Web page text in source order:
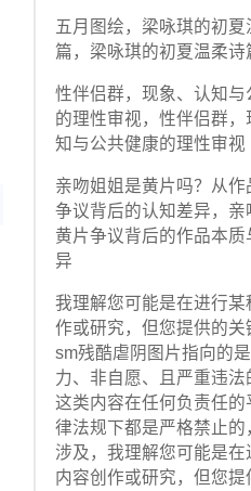
五月图绘，梁咏琪的初夏
篇，梁咏琪的初夏温柔诗
性伴侣群，现象、认知与
的理性审视，性伴侣群，
知与公共健康的理性审视
亲吻姐姐是黄片吗？从作
争议背后的认知差异，亲
黄片争议背后的作品本质
异
我理解您可能是在进行某
作或研究，但您提供的关
sm残酷虐阴图片指向的
力、非自愿、且严重违法
这类内容在任何负责任的
律法规下都是严格禁止的
涉及，我理解您可能是在
内容创作或研究，但您提